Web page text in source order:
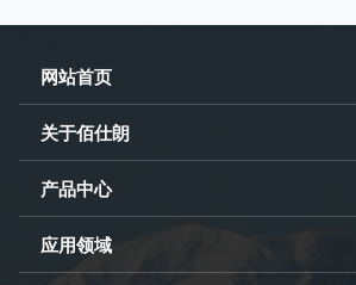
网站首页
关于佰仕朗
产品中心
应用领域